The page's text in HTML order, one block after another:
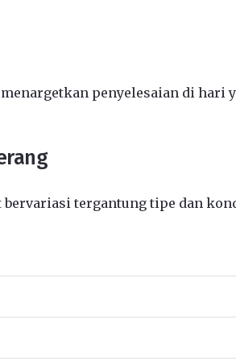
penyelesaian di hari
tergantung tipe dan